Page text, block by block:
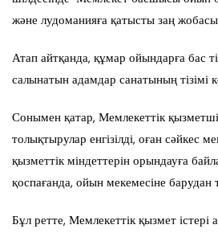
және лудоманияға қатысты заң
Атап айтқанда, құмар ойындарға бас
салынатын адамдар санатының тізімі
Сонымен қатар, Мемлекеттік
толықтырулар енгізілді, оған сәйкес
қызметтік міндеттерін орындауға
қоспағанда, ойын мекемесіне барудан
Бұл ретте, Мемлекеттік қызмет істері